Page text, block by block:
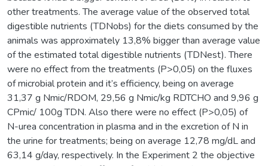
other treatments. The average value of the observed total
digestible nutrients (TDNobs) for the diets consumed by the
animals was approximately 13,8% bigger than average value
of the estimated total digestible nutrients (TDNest). There
were no effect from the treatments (P>0,05) on the fluxes
of microbial protein and it’s efficiency, being on average
31,37 g Nmic/RDOM, 29,56 g Nmic/kg RDTCHO and 9,96 g
CPmic/ 100g TDN. Also there were no effect (P>0,05) of
N-urea concentration in plasma and in the excretion of N in
the urine for treatments; being on average 12,78 mg/dL and
63,14 g/day, respectively. In the Experiment 2 the objective